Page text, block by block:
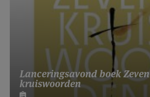
Lanceringsavond boek Zeven
kruiswoorden